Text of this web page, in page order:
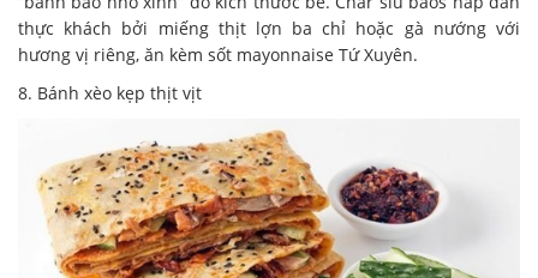
thực khách bởi miếng thịt lợn ba chỉ hoặc gà nướng với
hương vị riêng, ăn kèm sốt mayonnaise Tứ Xuyên.
8. Bánh xèo kẹp thịt vịt